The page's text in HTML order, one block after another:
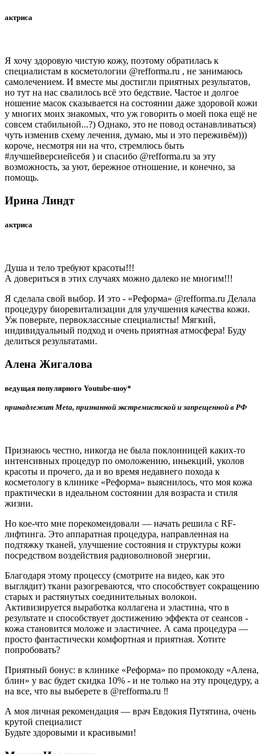
актриса
Я хочу здоровую чистую кожу, поэтому обратилась к
специалистам в косметологии @refforma.ru , не занимаюсь
самолечением. И вместе мы достигли приятных результатов,
но тут на нас свалилось всё это бедствие. Частое и долгое
ношение масок сказывается на состоянии даже здоровой кожи
у многих моих знакомых, что уж говорить о моей пока ещё не
совсем стабильной...?) Однако, это не повод останавливаться)
чуть изменив схему лечения, думаю, мы и это переживём)))
короче, несмотря ни на что, стремлюсь быть
#лучшейверсиейсебя ) и спасибо @refforma.ru за эту
возможность, за уют, бережное отношение, и конечно, за
помощь.
Ирина Линдт
актриса
Душа и тело требуют красоты!!!
А довериться в этих случаях можно далеко не многим!!!
Я сделала свой выбор. И это - «Реформа» @refforma.ru Делала
процедуру биоревитализации для улучшения качества кожи.
Уж поверьте, первоклассные специалисты! Мягкий,
индивидуальный подход и очень приятная атмосфера! Буду
делиться результатами.
Алена Жигалова
ведущая популярного Youtube-шоу*
принадлежит Meta, признанной экстремистской и запрещенной в РФ
Признаюсь честно, никогда не была поклонницей каких-то
интенсивных процедур по омоложению, иньекций, уколов
красоты и прочего, да и во время недавнего похода к
косметологу в клинике «Реформа» выяснилось, что моя кожа
практически в идеальном состоянии для возраста и стиля
жизни.
Но кое-что мне порекомендовали — начать решила с RF-
лифтинга. Это аппаратная процедура, направленная на
подтяжку тканей, улучшение состояния и структуры кожи
посредством воздействия радиоволновой энергии.
Благодаря этому процессу (смотрите на видео, как это
выглядит) ткани разогреваются, что способствует сокращению
старых и растянутых соединительных волокон.
Активизируется выработка коллагена и эластина, что в
результате и способствует достижению эффекта от сеансов -
кожа становится моложе и эластичнее. А сама процедура —
просто фантастически комфортная и приятная. Хотите
попробовать?
Приятный бонус: в клинике «Реформа» по промокоду «Алена,
блин» у вас будет скидка 10% - и не только на эту процедуру, а
на все, что вы выберете в @refforma.ru ‼
А моя личная рекомендация — врач Евдокия Путятина, очень
крутой специалист
Будьте здоровыми и красивыми!